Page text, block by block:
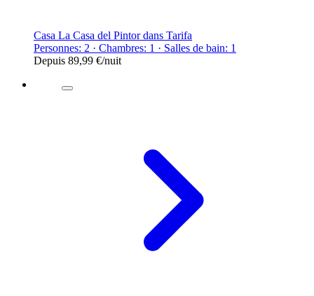
Casa La Casa del Pintor dans Tarifa
Personnes: 2 · Chambres: 1 · Salles de bain: 1
Depuis 89,99 €/nuit